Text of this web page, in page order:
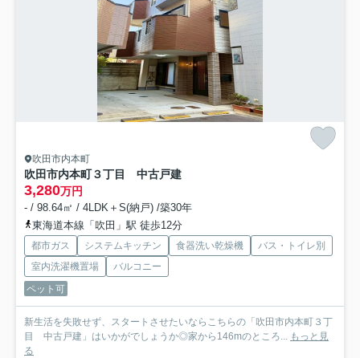
吹田市内本町
吹田市内本町３丁目 中古戸建
3,280万円
- / 98.64㎡ / 4LDK＋S(納戸) /築30年
東海道本線「吹田」駅 徒歩12分
都市ガス システムキッチン 食器洗い乾燥機
バス・トイレ別
室内洗濯機置場
バルコニー
ペット可
新生活を失敗せず、スタートさせたいならこちらの「吹田市内本町３丁
目 中古戸建」はいかがでしょうか◎家から146mのところ... もっと見
る